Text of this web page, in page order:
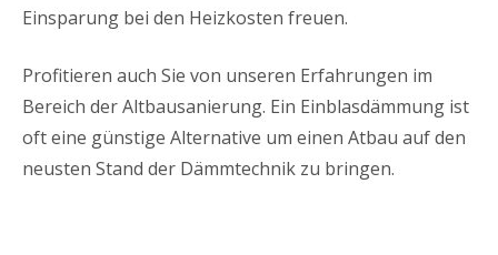
Einsparung bei den Heizkosten freuen.
Profitieren auch Sie von unseren Erfahrungen im
Bereich der Altbausanierung. Ein Einblasdämmung ist
oft eine günstige Alternative um einen Atbau auf den
neusten Stand der Dämmtechnik zu bringen.